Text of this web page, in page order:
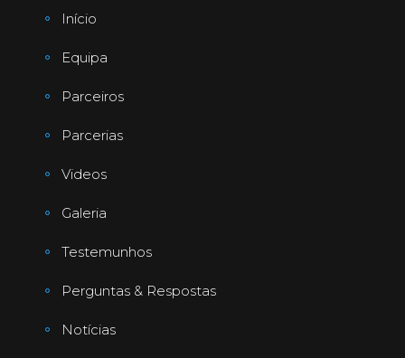
Início
Equipa
Parceiros
Parcerias
Videos
Galeria
Testemunhos
Perguntas & Respostas
Notícias